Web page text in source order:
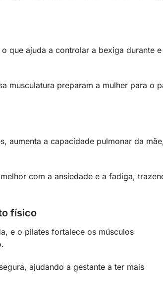
que ajuda a controlar a bexiga durante e
musculatura preparam a mulher para o
aumenta a capacidade pulmonar da
com a ansiedade e a fadiga,
físico
e o pilates fortalece os músculos
ajudando a gestante a ter mais